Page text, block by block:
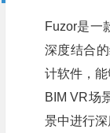
Fuzor是一
深度结合
计软件，
BIM VR场
景中进行深